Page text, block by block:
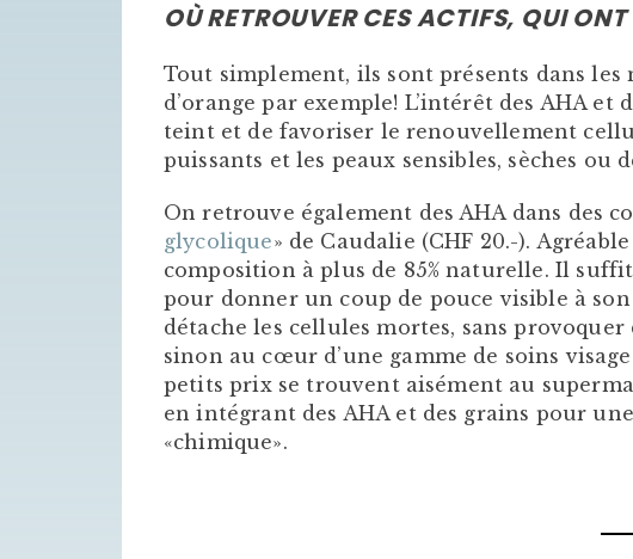
OÙ RETROUVER CES ACTIFS, QUI ONT
Tout simplement, ils sont présents dans
d’orange par exemple! L’intérêt des AHA
teint et de favoriser le renouvellement
puissants et les peaux sensibles, sèches ou
On retrouve également des AHA dans des
glycolique» de Caudalie (CHF 20.-).
composition à plus de 85% naturelle. Il
pour donner un coup de pouce visible à
détache les cellules mortes, sans
sinon au cœur d’une gamme de soins
petits prix se trouvent aisément au
en intégrant des AHA et des grains pour
«chimique».